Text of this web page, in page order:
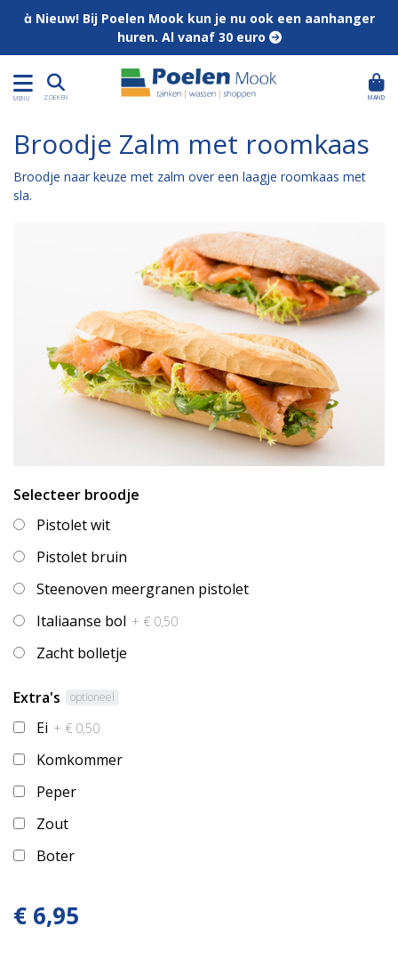
 Nieuw! Bij Poelen Mook kun je nu ook een aanhanger
huren. Al vanaf 30 euro 
MENU ZOEKEN MAND
Broodje Zalm met roomkaas
Broodje naar keuze met zalm over een laagje roomkaas met
sla.
Selecteer broodje
Pistolet wit
Pistolet bruin
Steenoven meergranen pistolet
Italiaanse bol + € 0,50
Zacht bolletje
Extra's optioneel
Ei + € 0,50
Komkommer
Peper
Zout
Boter
€ 6,95